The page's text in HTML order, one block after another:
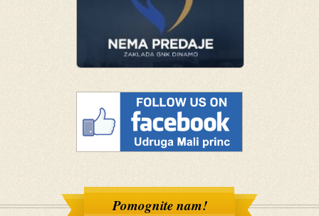
Pomognite nam!